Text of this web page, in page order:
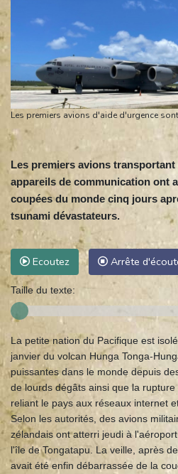
Les premiers avions d'aide d'urgence
Les premiers avions
appareils de communication ont
coupées du monde cinq jours
tsunami dévastateurs.
Ecoutez Arrête
Taille du texte:
La petite nation du Pacifique est
janvier du volcan Hunga Tonga-
puissantes dans le monde depuis
de lourds dégâts ainsi que la
reliant le pays aux réseaux internet
Selon les autorités, des avions
zélandais ont atterri jeudi à
l'île de Tongatapu. La veille, après
avait été enfin débarrassée de la